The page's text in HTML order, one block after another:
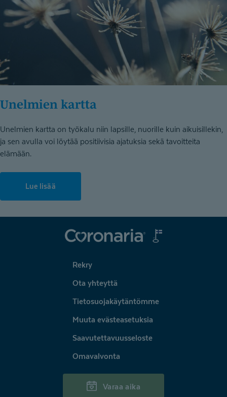
Unelmien kartta
Unelmien kartta on työkalu niin lapsille, nuorille kuin aikuisillekin,
ja sen avulla voi löytää positiivisia ajatuksia sekä tavoitteita
elämään.
Lue lisää
Coronaria
Rekry
Ota yhteyttä
Tietosuojakäytäntömme
Muuta evästeasetuksia
Saavutettavuusseloste
Omavalvonta
Varaa aika